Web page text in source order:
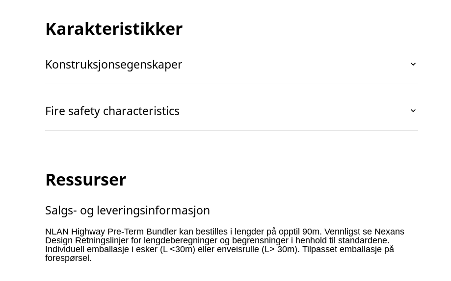
Karakteristikker
Konstruksjonsegenskaper
Fire safety characteristics
Ressurser
Salgs- og leveringsinformasjon
NLAN Highway Pre-Term Bundler kan bestilles i lengder på opptil 90m. Vennligst se Nexans
Design Retningslinjer for lengdeberegninger og begrensninger i henhold til standardene.
Individuell emballasje i esker (L <30m) eller enveisrulle (L> 30m). Tilpasset emballasje på
forespørsel.